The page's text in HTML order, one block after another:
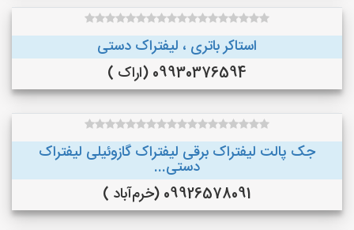
استاکر باتری ، لیفتراک دستی
09930376594 (اراک )
جک پالت لیفتراک برقی لیفتراک گازوئیلی لیفتراک
دستی...
09926578091 (خرم‌آباد )